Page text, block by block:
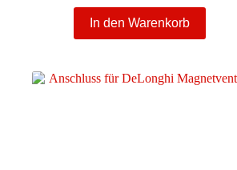
In den Warenkorb